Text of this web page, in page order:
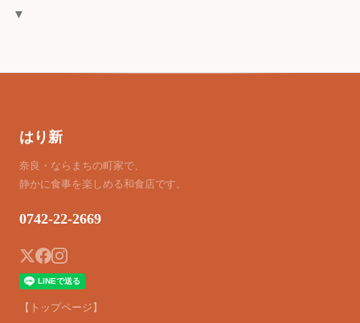
▼
はり新
奈良・ならまちの町家で、
静かに食事を楽しめる和食店です。
0742-22-2669
【トップページ】